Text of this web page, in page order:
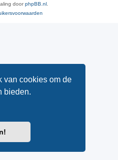
van cookies om de
bieden.
doorphpBB.nl